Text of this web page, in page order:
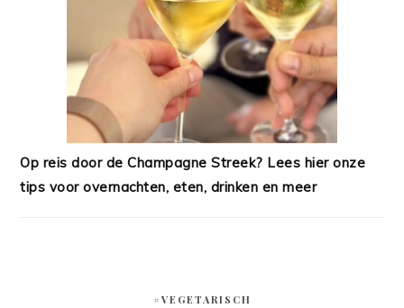
Op reis door de Champagne Streek? Lees hier onze
tips voor overnachten, eten, drinken en meer
#VEGETARISCH